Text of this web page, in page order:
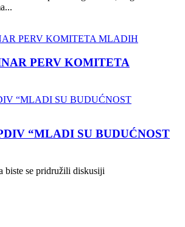
PERV KOMITETA
“MLADI SU BUDUĆNOST
biste se pridružili diskusiji